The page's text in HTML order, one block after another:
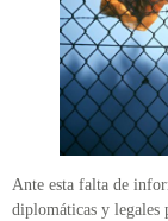
Ante esta falta de
diplomáticas y legales